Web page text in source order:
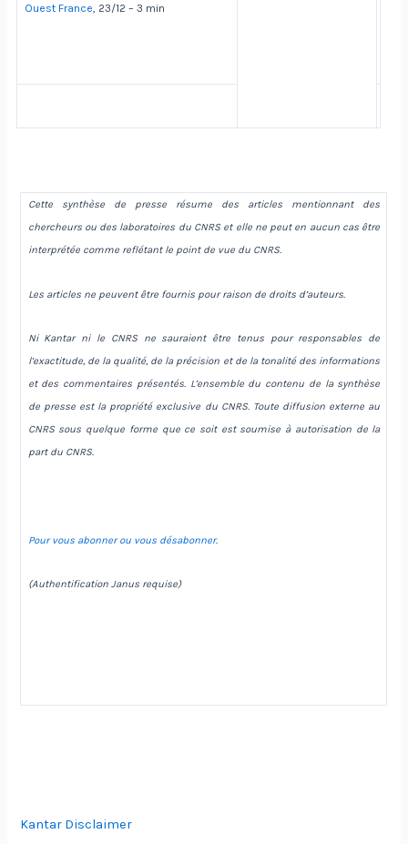
Ouest France , 23/12 – 3 min
Cette synthèse de presse résume des articles mentionnant des
chercheurs ou des laboratoires du CNRS et elle ne peut en aucun cas être
interprétée comme reflétant le point de vue du CNRS.
Les articles ne peuvent être fournis pour raison de droits d’auteurs.
Ni Kantar ni le CNRS ne sauraient être tenus pour responsables de
l’exactitude, de la qualité, de la précision et de la tonalité des informations
et des commentaires présentés. L’ensemble du contenu de la synthèse
de presse est la propriété exclusive du CNRS. Toute diffusion externe au
CNRS sous quelque forme que ce soit est soumise à autorisation de la
part du CNRS.
Pour vous abonner ou vous désabonner.
(Authentification Janus requise)
Kantar Disclaimer